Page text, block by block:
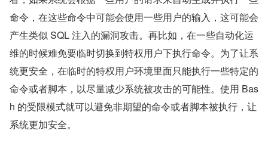
命令，在这些命令中可能会使用一些用户的输入，这可能会
产生类似 SQL 注入的漏洞攻击。再比如，在一些自动化运
维的时候难免要临时切换到特权用户下执行命令。为了让系
统更安全，在临时的特权用户环境里面只能执行一些特定的
命令或者脚本，以尽量减少系统被攻击的可能性。使用 Bas
h 的受限模式就可以避免非期望的命令或者脚本被执行，让
系统更加安全。